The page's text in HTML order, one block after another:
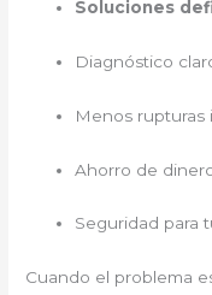
Soluciones
Diagnóstico
Menos rupturas
Ahorro de
Seguridad para
Cuando el problema